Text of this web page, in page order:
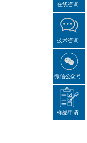
在线咨询
技术咨询
微信公众号
样品申请